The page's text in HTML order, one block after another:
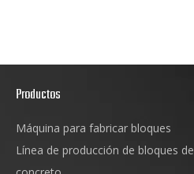
Productos
Máquina para fabricar bloques
Línea de producción de bloques de